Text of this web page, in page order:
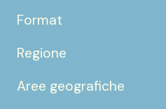
Format
Regione
Aree geografiche